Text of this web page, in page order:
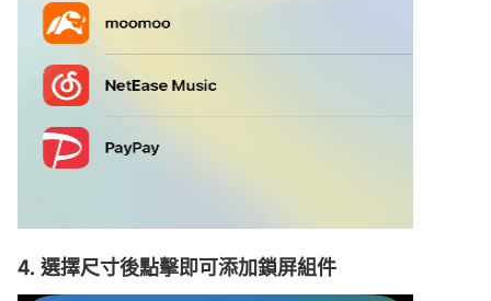
4. 選擇尺寸後點擊即可添加鎖屏組件